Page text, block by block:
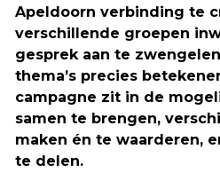
Apeldoorn verbinding te
verschillende groepen
gesprek aan te
thema’s precies
campagne zit in de
samen te brengen,
maken én te waarderen,
te delen.